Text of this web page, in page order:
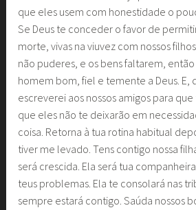
que eles usem com honestidade o
Se Deus te conceder o favor de
morte, vivas na viuvez com nossos
não puderes, e os bens faltarem,
homem bom, fiel e temente a Deus. E,
escreverei aos nossos amigos para
que eles não te deixarão em
coisa. Retorna à tua rotina habitual
tiver me levado. Tens contigo nossa
será crescida. Ela será tua
teus problemas. Ela te consolará nas
sempre estará contigo. Saúda nossos